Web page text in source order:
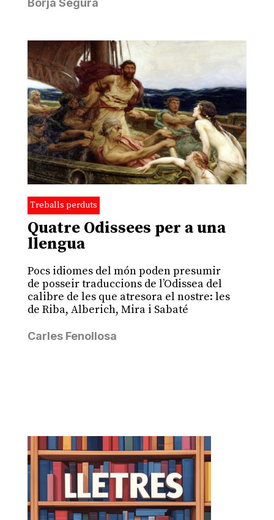
Borja Segura
Treballs perduts
Quatre Odissees per a una
llengua
Pocs idiomes del món poden presumir
de posseir traduccions de l’Odissea del
calibre de les que atresora el nostre: les
de Riba, Alberich, Mira i Sabaté
Carles Fenollosa